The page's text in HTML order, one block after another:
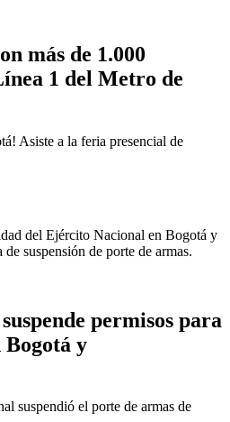
más de 1.000
1 del Metro de
Asiste a la feria presencial de
permisos para
Bogotá y
suspendió el porte de armas de